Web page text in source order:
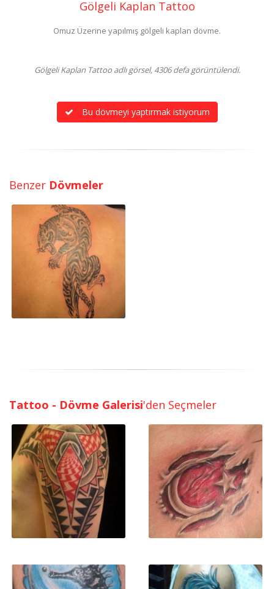
Gölgeli Kaplan Tattoo
Omuz Üzerine yapılmış gölgeli kaplan dövme.
Gölgeli Kaplan Tattoo adlı görsel, 4306 defa görüntülendi.
Bu dövmeyi yaptırmak istiyorum
Benzer Dövmeler
Tattoo - Dövme Galerisi'den Seçmeler